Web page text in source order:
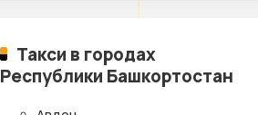
Такси в городах
Республики Башкортостан